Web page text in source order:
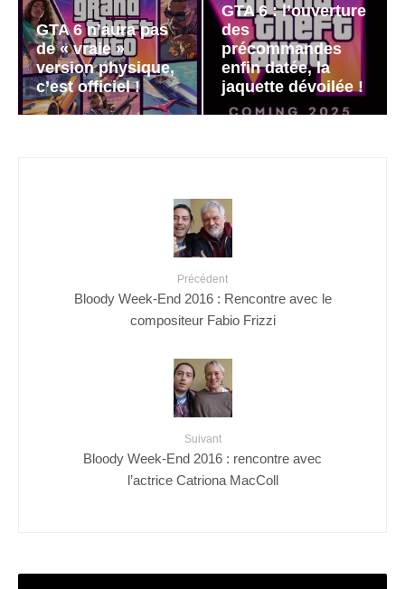
GTA 6 n’aura pas
de « vraie »
version physique,
c’est officiel !
GTA 6 : l’ouverture
des
précommandes
enfin datée, la
jaquette dévoilée !
Précédent
Bloody Week-End 2016 : Rencontre avec le
compositeur Fabio Frizzi
Suivant
Bloody Week-End 2016 : rencontre avec
l’actrice Catriona MacColl